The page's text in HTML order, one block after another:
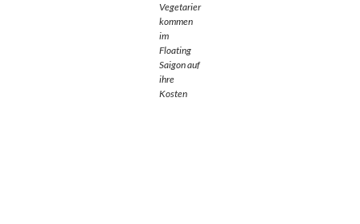
Vegetarier
kommen
im
Floating
Saigon auf
ihre
Kosten